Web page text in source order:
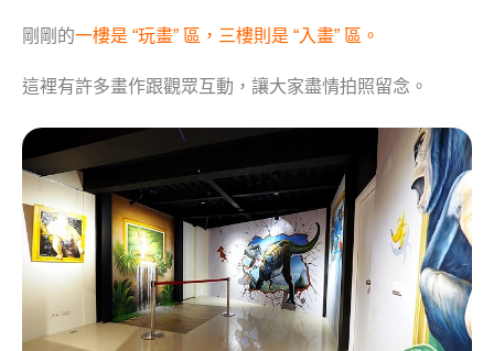
剛剛的一樓是 “玩畫” 區，三樓則是 “入畫” 區。
這裡有許多畫作跟觀眾互動，讓大家盡情拍照留念。